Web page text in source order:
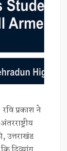
रवि प्रकाश ने
उत्तराखंड